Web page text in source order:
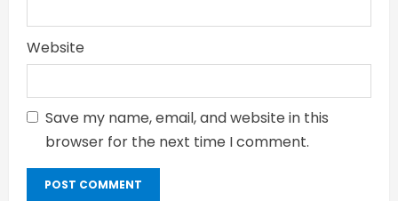
Website
Save my name, email, and website in this
browser for the next time I comment.